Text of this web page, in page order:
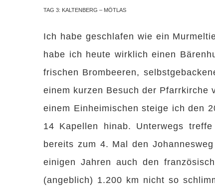
TAG 3: KALTENBERG – MÖTLAS
Ich habe geschlafen wie ein
habe ich heute wirklich einen
frischen Brombeeren,
einem kurzen Besuch der Pfarrkirche
einem Einheimischen steige ich den
14 Kapellen hinab. Unterwegs
bereits zum 4. Mal den
einigen Jahren auch den
(angeblich) 1.200 km nicht so